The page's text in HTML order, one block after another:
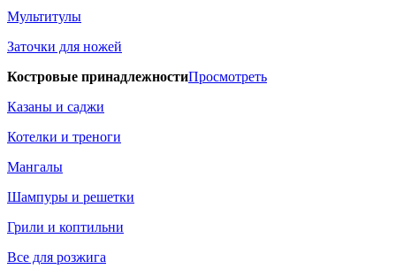
Мультитулы
Заточки для ножей
Костровые принадлежностиПросмотреть
Казаны и саджи
Котелки и треноги
Мангалы
Шампуры и решетки
Грили и коптильни
Все для розжига